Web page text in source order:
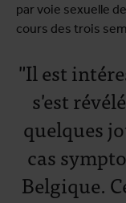
par voie sexuelle
cours des trois
"Il est
s'est
quelques
cas
Belgique.